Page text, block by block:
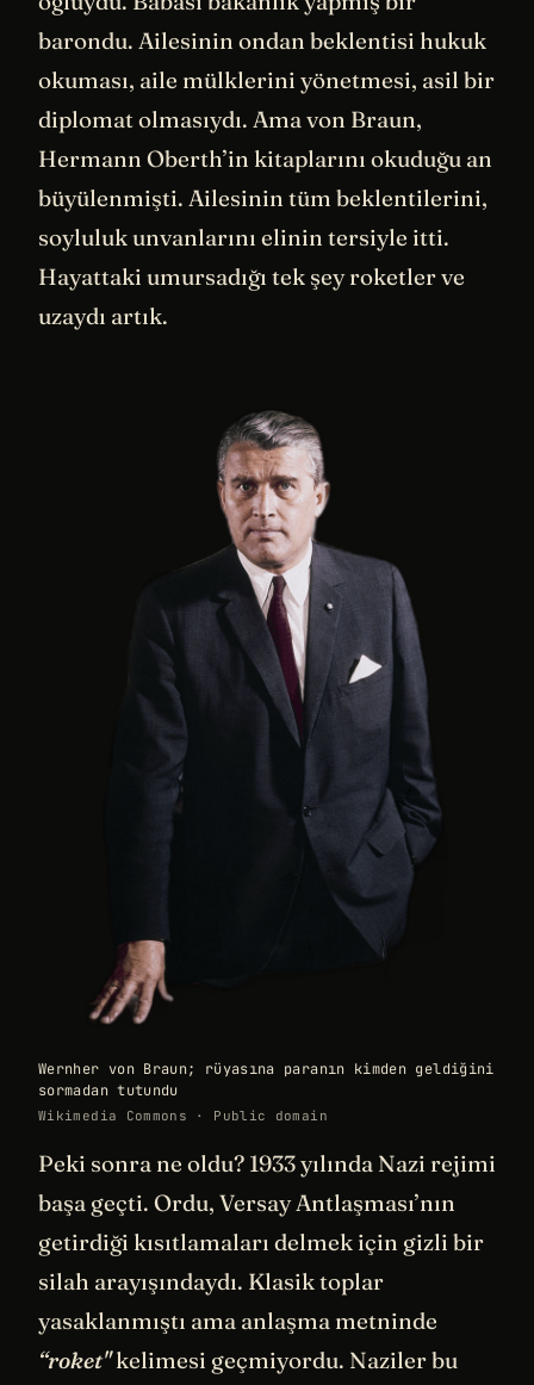
barondu. Ailesinin ondan beklentisi hukuk
okuması, aile mülklerini yönetmesi, asil bir
diplomat olmasıydı. Ama von Braun,
Hermann Oberth’in kitaplarını okuduğu an
büyülenmişti. Ailesinin tüm beklentilerini,
soyluluk unvanlarını elinin tersiyle itti.
Hayattaki umursadığı tek şey roketler ve
uzaydı artık.
Wernher von Braun; rüyasına paranın kimden geldiğini
sormadan tutundu
Wikimedia Commons · Public domain
Peki sonra ne oldu? 1933 yılında Nazi rejimi
başa geçti. Ordu, Versay Antlaşması’nın
getirdiği kısıtlamaları delmek için gizli bir
silah arayışındaydı. Klasik toplar
yasaklanmıştı ama anlaşma metninde
“roket"kelimesi geçmiyordu. Naziler bu